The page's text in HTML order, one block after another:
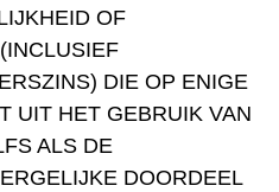
OF
DIE OP ENIGE
UIT HET GEBRUIK VAN
ALS DE
DOORDEEL